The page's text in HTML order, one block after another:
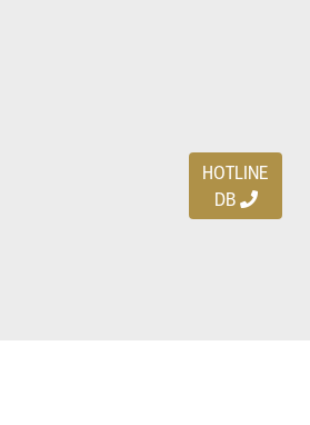
HOTLINE
DB